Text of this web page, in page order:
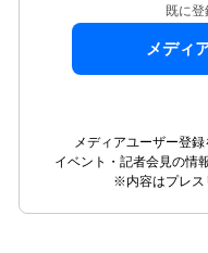
既に登
メディ
メディアユーザー登
イベント・記者会見の情
※内容はプレス